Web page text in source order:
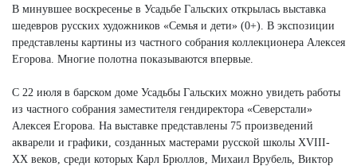
В минувшее воскресенье в Усадьбе Гальских открылась выставка
шедевров русских художников «Семья и дети» (0+). В экспозиции
представлены картины из частного собрания коллекционера Алексея
Егорова. Многие полотна показываются впервые.
С 22 июля в барском доме Усадьбы Гальских можно увидеть работы
из частного собрания заместителя гендиректора «Северстали»
Алексея Егорова. На выставке представлены 75 произведений
акварели и графики, созданных мастерами русской школы XVIII-
XX веков, среди которых Карл Брюллов, Михаил Врубель, Виктор